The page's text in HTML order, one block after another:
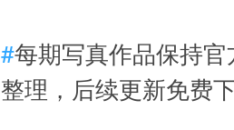
#每期写真作品保持
整理，后续更新免费